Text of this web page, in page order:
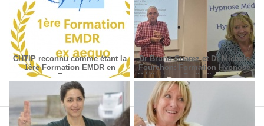
CHTIP reconnu comme étant la
1ère Formation EMDR en
France
Dr Bruno Suarez et Dr Michèle
Fourchon: Formation Hypnose
Médicale en Radiodiagnostic et
Radiothérapie.